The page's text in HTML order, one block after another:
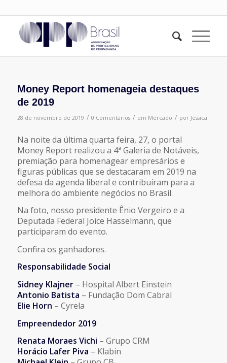
Money Report homenageia destaques
de 2019
28 de novembro de 2019 / 0 Comentários / em Mercado / por Jessica
Na noite da última quarta feira, 27, o portal
Money Report realizou a 4ª Galeria de Notáveis,
premiação para homenagear empresários e
figuras públicas que se destacaram em 2019 na
defesa da agenda liberal e contribuíram para a
melhora do ambiente negócios no Brasil.
Na foto, nosso presidente Ênio Vergeiro e a
Deputada Federal Joice Hasselmann, que
participaram do evento.
Confira os ganhadores.
Responsabilidade Social
Sidney Klajner – Hospital Albert Einstein
Antonio Batista – Fundação Dom Cabral
Elie Horn – Cyrela
Empreendedor 2019
Renata Moraes Vichi – Grupo CRM
Horácio Lafer Piva – Klabin